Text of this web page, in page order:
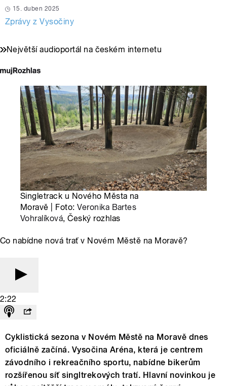
15. duben 2025
Zprávy z Vysočiny
Největší audioportál na českém internetu
Singletrack u Nového Města na
Moravě | Foto:Veronika Bartes
Vohralíková, Český rozhlas
Co nabídne nová trať v Novém Městě na Moravě?
2:22
Cyklistická sezona v Novém Městě na Moravě dnes
oficiálně začíná. Vysočina Aréna, která je centrem
závodního i rekreačního sportu, nabídne bikerům
rozšířenou síť singltrekových tratí. Hlavní novinkou je